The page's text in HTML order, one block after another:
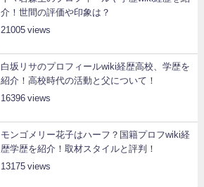
介！世間の評価や印象は？
21005
白坂リサのプロフィールwiki経歴高校、学歴を
紹介！高校時代の活動と父について！
16396
モンゴメリー花子はハーフ？国籍プロフwiki経
歴学歴を紹介！取材スタイルと評判！
13175